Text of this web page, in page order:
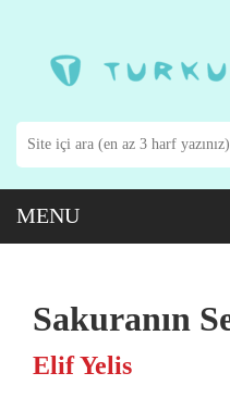
Sakuranın
Elif Yelis